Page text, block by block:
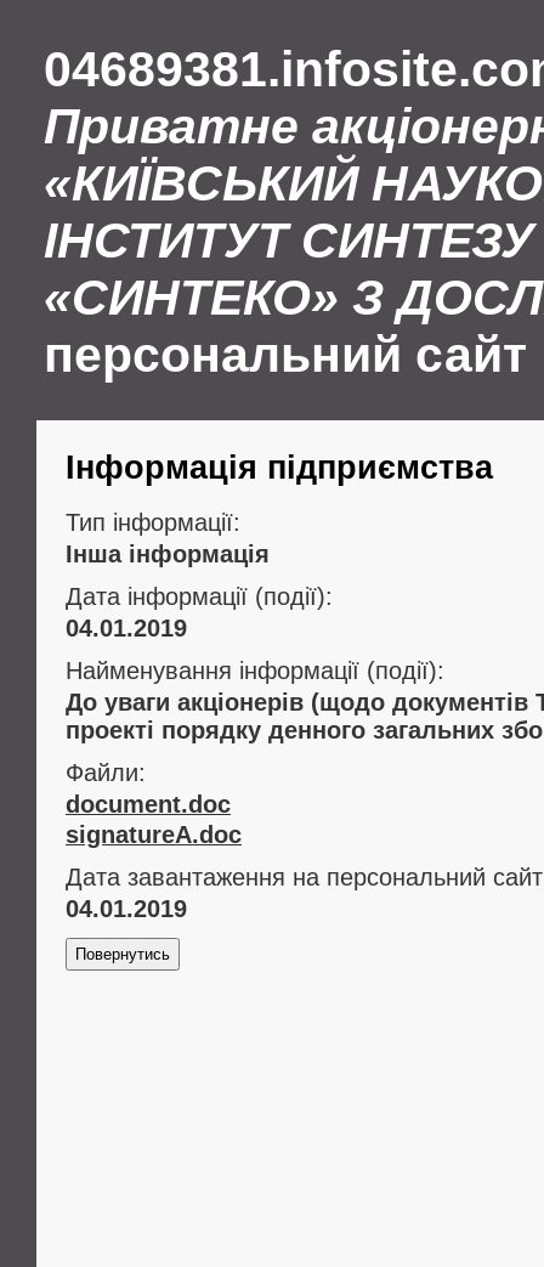
Приватне
«КИЇВСЬКИЙ
ІНСТИТУТ СИНТЕЗУ
«СИНТЕКО» З
персональний сайт
Інформація підприємства
Тип інформації:
Інша інформація
Дата інформації (події):
04.01.2019
Найменування інформації (події):
До уваги акціонерів (щодо документів
проекті порядку денного загальних
Файли:
document.doc
signatureA.doc
Дата завантаження на персональний
04.01.2019
Повернутись